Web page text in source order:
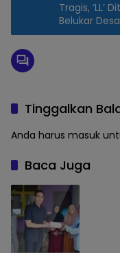
Tragis, ‘LL’
Belukar
Tinggalkan
Anda harus masuk
Baca Juga